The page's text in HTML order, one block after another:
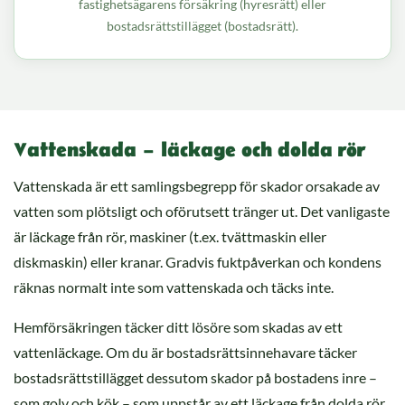
fastighetsägarens försäkring (hyresrätt) eller
bostadsrättstillägget (bostadsrätt).
Vattenskada – läckage och dolda rör
Vattenskada är ett samlingsbegrepp för skador orsakade av
vatten som plötsligt och oförutsett tränger ut. Det vanligaste
är läckage från rör, maskiner (t.ex. tvättmaskin eller
diskmaskin) eller kranar. Gradvis fuktpåverkan och kondens
räknas normalt inte som vattenskada och täcks inte.
Hemförsäkringen täcker ditt lösöre som skadas av ett
vattenläckage. Om du är bostadsrättsinnehavare täcker
bostadsrättstillägget dessutom skador på bostadens inre –